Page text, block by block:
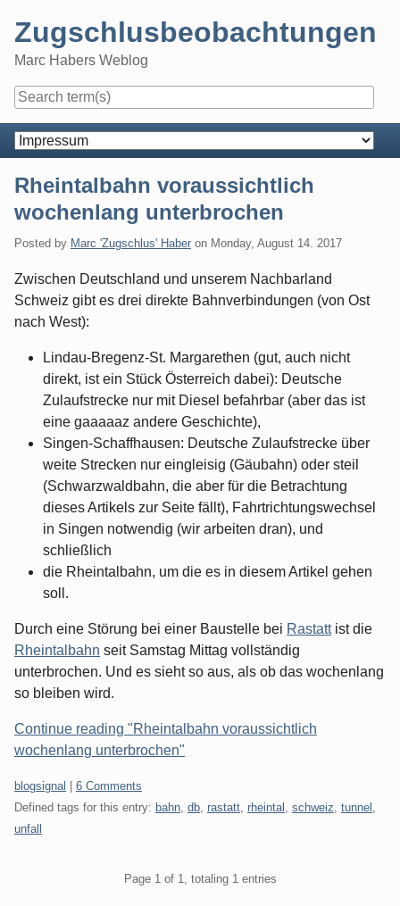
content
Zugschlusbeobachtungen
Marc Habers Weblog
Navigation
Rheintalbahn voraussichtlich
wochenlang unterbrochen
Posted by Marc 'Zugschlus' Haber on Monday, August 14. 2017
Zwischen Deutschland und unserem Nachbarland
Schweiz gibt es drei direkte Bahnverbindungen (von Ost
nach West):
Lindau-Bregenz-St. Margarethen (gut, auch nicht
direkt, ist ein Stück Österreich dabei): Deutsche
Zulaufstrecke nur mit Diesel befahrbar (aber das ist
eine gaaaaaz andere Geschichte),
Singen-Schaffhausen: Deutsche Zulaufstrecke über
weite Strecken nur eingleisig (Gäubahn) oder steil
(Schwarzwaldbahn, die aber für die Betrachtung
dieses Artikels zur Seite fällt), Fahrtrichtungswechsel
in Singen notwendig (wir arbeiten dran), und
schließlich
die Rheintalbahn, um die es in diesem Artikel gehen
soll.
Durch eine Störung bei einer Baustelle bei Rastattist die
Rheintalbahn seit Samstag Mittag vollständig
unterbrochen. Und es sieht so aus, als ob das wochenlang
so bleiben wird.
Continue reading "Rheintalbahn voraussichtlich
wochenlang unterbrochen"
Categories:
blogsignal
6 Comments
Defined tags for this entry: bahn db rastatt rheintal schweiz tunnel
unfall
Page 1 of 1, totaling 1 entries